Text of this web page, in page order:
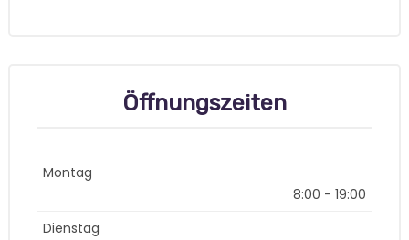
Öffnungszeiten
Montag
8:00 - 19:00
Dienstag